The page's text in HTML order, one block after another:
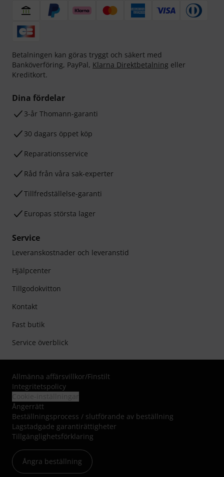
Betalningen kan göras tryggt och säkert med
Banköverföring, PayPal, Klarna Direktbetalning eller
Kreditkort.
Dina fördelar
3-år Thomann-garanti
30 dagars öppet köp
Reparationsservice
Råd från våra sak-experter
Tillfredställelse-garanti
Europas största lager
Service
Leveranskostnader och leveranstid
Hjälpcenter
Tillgodokvitton
Kontakt
Fast butik
Service överblick
Allmänna affärsvillkor/Finstilt
Integritetspolicy
Ångerrätt
Beställningsprocess / slutförande av beställning
Lagstadgade garantirättigheter
Tillgänglighetsförklaring
Ångra beställning